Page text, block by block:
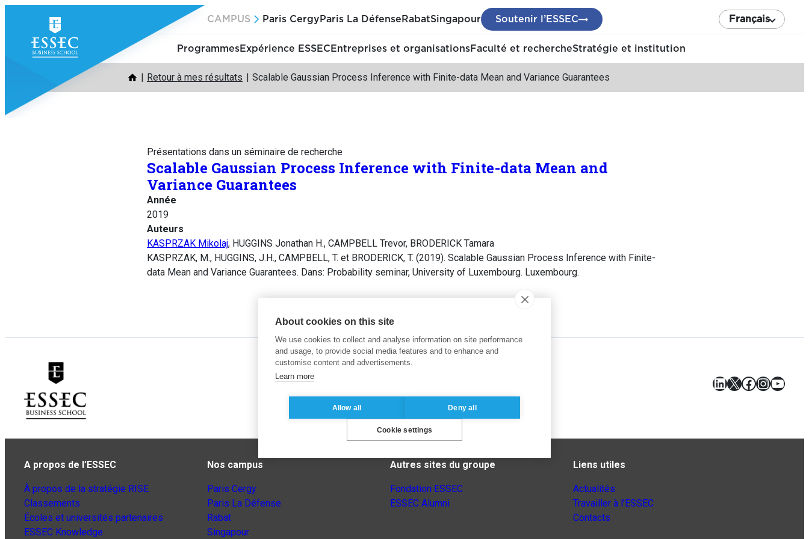
contenu
CAMPUS Paris Cergy Paris La Défense RabatSingapour Soutenir l’ESSEC Français
ProgrammesExpérience ESSEC Entreprises et organisationsFaculté et rechercheStratégie et institution
Retour à mes résultats Scalable Gaussian Process Inference with Finite-data Mean and Variance Guarantees
Présentations dans un séminaire de recherche
Scalable Gaussian Process Inference with Finite-data Mean and
Variance Guarantees
Année
2019
Auteurs
KASPRZAK Mikolaj, HUGGINS Jonathan H., CAMPBELL Trevor, BRODERICK Tamara
KASPRZAK, M., HUGGINS, J.H., CAMPBELL, T. et BRODERICK, T. (2019). Scalable Gaussian Process Inference with Finite-
data Mean and Variance Guarantees. Dans: Probability seminar, University of Luxembourg. Luxembourg.
LinkedIn
X Facebook
A propos de l’ESSEC
À propos de la stratégie RISE
Classements
Écoles et universités partenaires
ESSEC Knowledge
Nos campus
Paris Cergy
Paris La Défense
Rabat
Singapour
Autres sites du groupe
Fondation ESSEC
ESSEC Alumni
Liens utiles
Actualités
Travailler à l’ESSEC
Contacts
About cookies on this site
We use cookies to collect and analyse information on site performance
and usage, to provide social media features and to enhance and
customise content and advertisements.
Learn more
Allow all Deny all
Cookie settings